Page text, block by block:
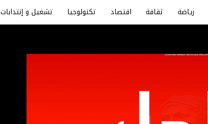
رياضة ثقافة اقتصاد تكنولوجيا تشغيل و إنتدابات